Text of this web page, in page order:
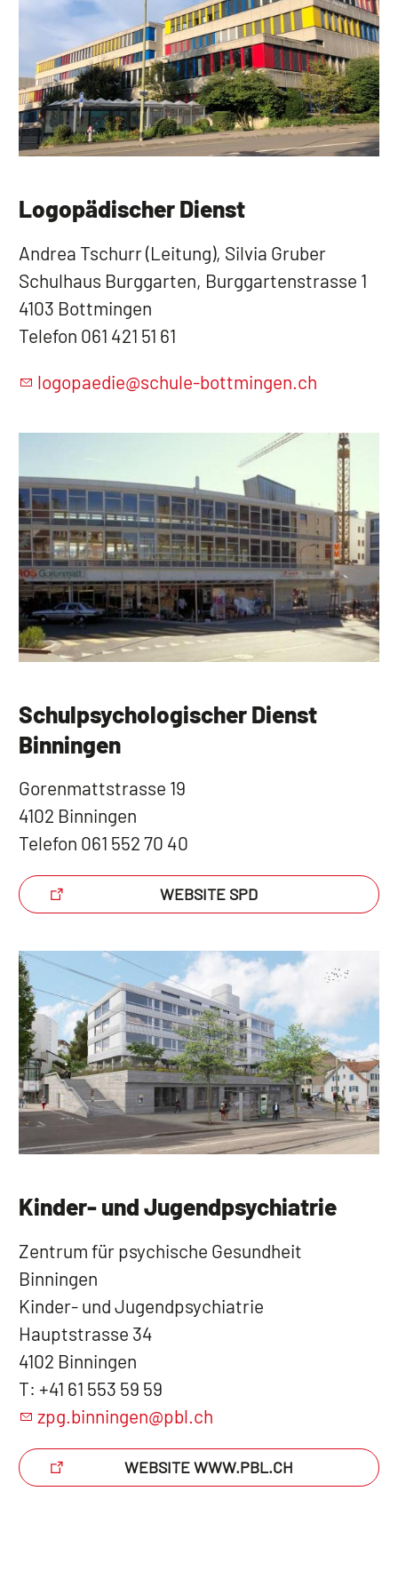
Logopädischer Dienst
Andrea Tschurr (Leitung), Silvia Gruber
Schulhaus Burggarten, Burggartenstrasse 1
4103 Bottmingen
Telefon 061 421 51 61
logopaedie@schule-bottmingen.ch
Schulpsychologischer Dienst
Binningen
Gorenmattstrasse 19
4102 Binningen
Telefon 061 552 70 40
WEBSITE SPD
Kinder- und Jugendpsychiatrie
Zentrum für psychische Gesundheit
Binningen
Kinder- und Jugendpsychiatrie
Hauptstrasse 34
4102 Binningen
T: +41 61 553 59 59
zpg.binningen@pbl.ch
WEBSITE WWW.PBL.CH